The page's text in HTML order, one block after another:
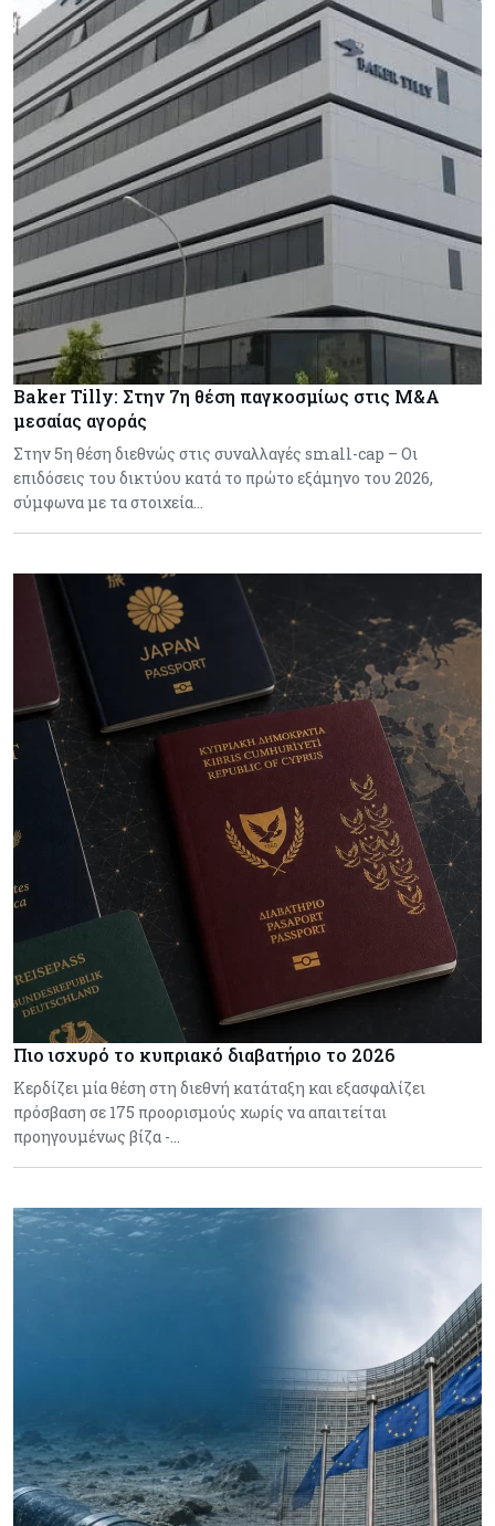
Baker Tilly: Στην 7η θέση παγκοσμίως στις M&A
μεσαίας αγοράς
Στην 5η θέση διεθνώς στις συναλλαγές small-cap – Οι
επιδόσεις του δικτύου κατά το πρώτο εξάμηνο του 2026,
σύμφωνα με τα στοιχεία…
Πιο ισχυρό το κυπριακό διαβατήριο το 2026
Κερδίζει μία θέση στη διεθνή κατάταξη και εξασφαλίζει
πρόσβαση σε 175 προορισμούς χωρίς να απαιτείται
προηγουμένως βίζα -…